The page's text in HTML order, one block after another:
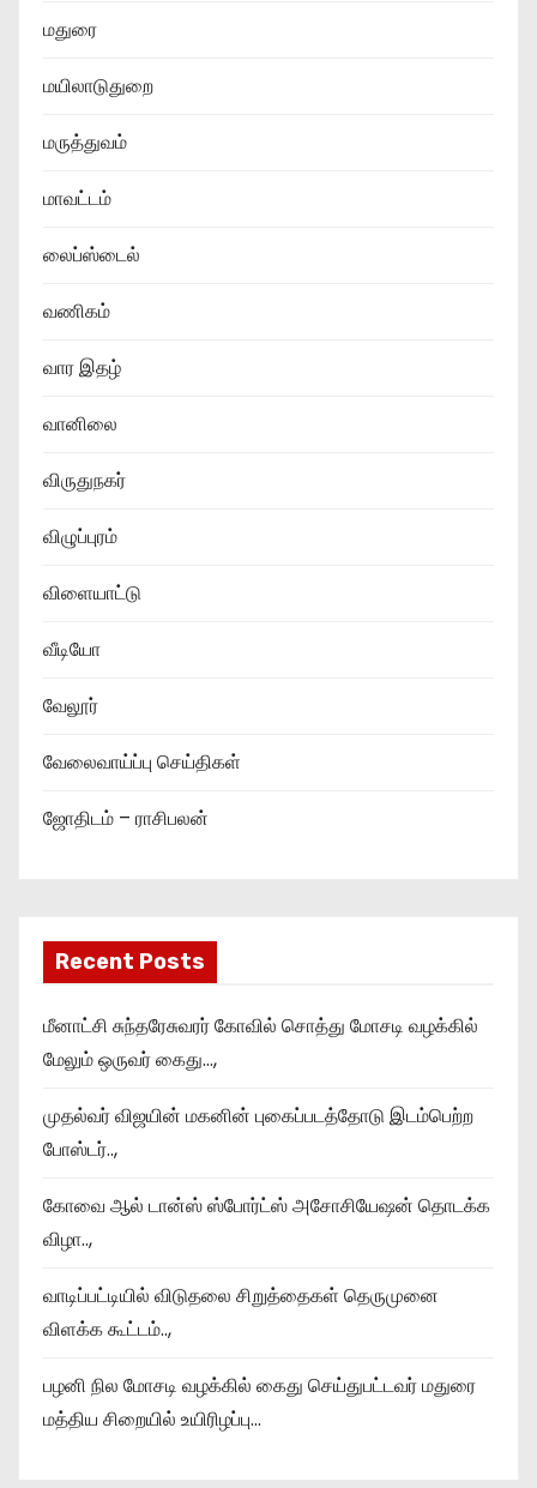
மதுரை
மயிலாடுதுறை
மருத்துவம்
மாவட்டம்
லைப்ஸ்டைல்
வணிகம்
வார இதழ்
வானிலை
விருதுநகர்
விழுப்புரம்
விளையாட்டு
வீடியோ
வேலூர்
வேலைவாய்ப்பு செய்திகள்
ஜோதிடம் – ராசிபலன்
Recent Posts
மீனாட்சி சுந்தரேசுவரர் கோவில் சொத்து மோசடி வழக்கில்
மேலும் ஒருவர் கைது…,
முதல்வர் விஜயின் மகனின் புகைப்படத்தோடு இடம்பெற்ற
போஸ்டர்..,
கோவை ஆல் டான்ஸ் ஸ்போர்ட்ஸ் அசோசியேஷன் தொடக்க
விழா..,
வாடிப்பட்டியில் விடுதலை சிறுத்தைகள் தெருமுனை
விளக்க கூட்டம்..,
பழனி நில மோசடி வழக்கில் கைது செய்துபட்டவர் மதுரை
மத்திய சிறையில் உயிரிழப்பு…